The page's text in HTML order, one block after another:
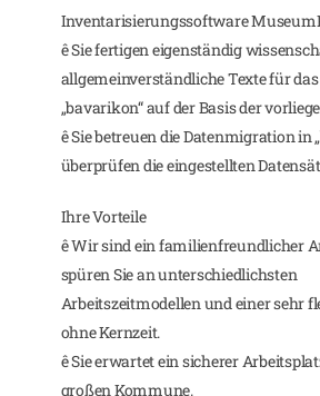
Inventarisierungssoftware
ê Sie fertigen eigenständig
allgemeinverständliche Texte für
„bavarikon“ auf der Basis der
ê Sie betreuen die Datenmigration in
überprüfen die eingestellten
Ihre Vorteile
ê Wir sind ein familienfreundlicher
spüren Sie an unterschiedlichsten
Arbeitszeitmodellen und einer sehr
ohne Kernzeit.
ê Sie erwartet ein sicherer
großen Kommune.